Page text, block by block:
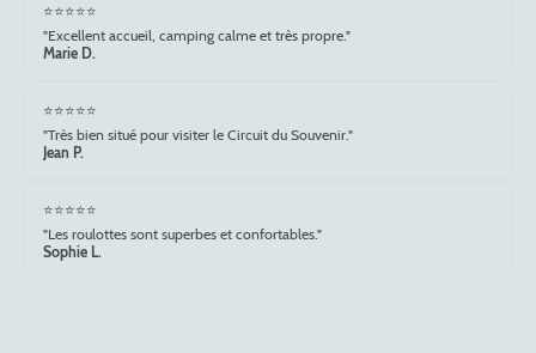
⭐⭐⭐⭐⭐
"Excellent accueil, camping calme et très propre."
Marie D.
⭐⭐⭐⭐⭐
"Très bien situé pour visiter le Circuit du Souvenir."
Jean P.
⭐⭐⭐⭐⭐
"Les roulottes sont superbes et confortables."
Sophie L.